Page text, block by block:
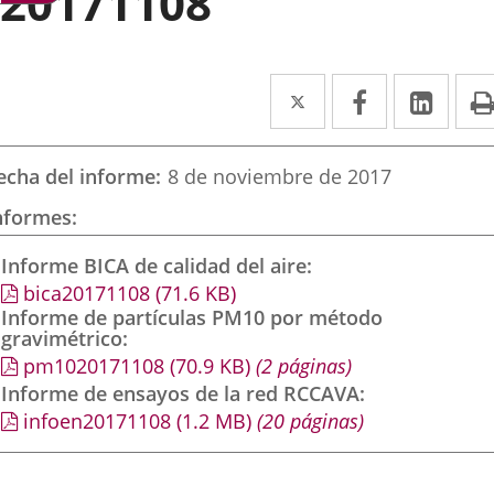
Twitter
Enlace
a
una
externa.
Facebook
Enlace
a
una
externa.
a
del informe 8 de noviembre de 2017
Informe BICA de calidad del aire
bica20171108 (71.6 KB)
Informe de partículas PM10 por método
gravimétrico
pm1020171108 (70.9 KB) (2 páginas)
Informe de ensayos de la red RCCAVA
infoen20171108 (1.2 MB) (20 páginas)